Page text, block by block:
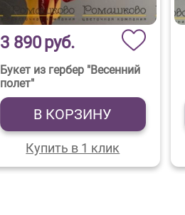
3 890руб.
Букет из гербер "Весенний
полет"
В КОРЗИНУ
Купить в 1 клик